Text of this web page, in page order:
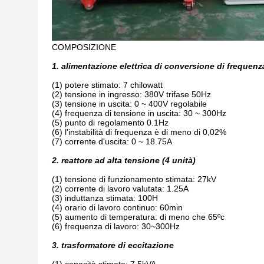
COMPOSIZIONE
1. alimentazione elettrica di conversione di
(1) potere stimato: 7 chilowatt
(2) tensione in ingresso: 380V trifase 50Hz
(3) tensione in uscita: 0 ~ 400V regolabile
(4) frequenza di tensione in uscita: 30 ~ 300Hz
(5) punto di regolamento 0.1Hz
(6) l'instabilità di frequenza è di meno di 0,02%
(7) corrente d'uscita: 0 ~ 18.75A
2. reattore ad alta tensione (4 unità)
(1) tensione di funzionamento stimata: 27kV
(2) corrente di lavoro valutata: 1.25A
(3) induttanza stimata: 100H
(4) orario di lavoro continuo: 60min
(5) aumento di temperatura: di meno che 65ºc
(6) frequenza di lavoro: 30~300Hz
3. trasformatore di eccitazione